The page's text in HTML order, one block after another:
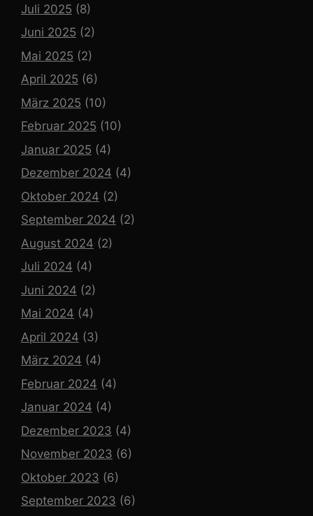
Juli 2025 (8)
Juni 2025 (2)
Mai 2025 (2)
April 2025 (6)
März 2025 (10)
Februar 2025 (10)
Januar 2025 (4)
Dezember 2024 (4)
Oktober 2024 (2)
September 2024 (2)
August 2024 (2)
Juli 2024 (4)
Juni 2024 (2)
Mai 2024 (4)
April 2024 (3)
März 2024 (4)
Februar 2024 (4)
Januar 2024 (4)
Dezember 2023 (4)
November 2023 (6)
Oktober 2023 (6)
September 2023 (6)